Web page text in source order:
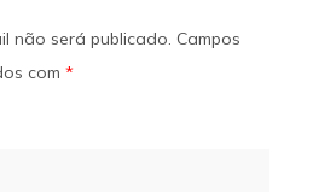
não será publicado. Campos
com *